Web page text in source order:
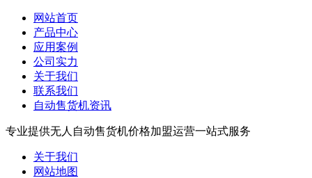
网站首页
产品中心
应用案例
公司实力
关于我们
联系我们
自动售货机资讯
专业提供无人自动售货机价格加盟运营一站式服务
关于我们
网站地图